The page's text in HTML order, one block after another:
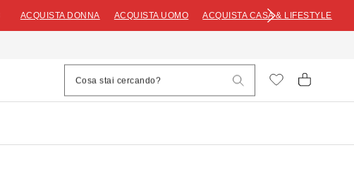
ACQUISTA DONNA ACQUISTA UOMO ACQUISTA CASA & LIFESTYLE